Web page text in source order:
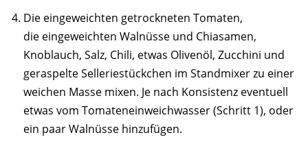
Die eingeweichten getrockneten Tomaten,
die eingeweichten Walnüsse und Chiasamen,
Knoblauch, Salz, Chili, etwas Olivenöl, Zucchini und
geraspelte Selleriestückchen im Standmixer zu einer
weichen Masse mixen. Je nach Konsistenz eventuell
etwas vom Tomateneinweichwasser (Schritt 1), oder
ein paar Walnüsse hinzufügen.